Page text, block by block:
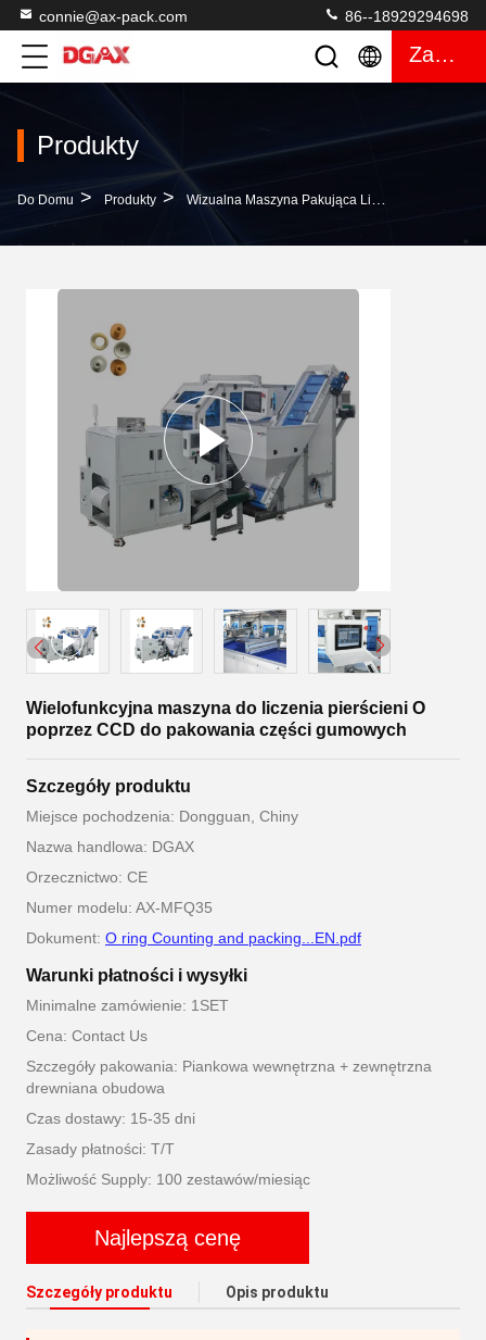
connie@ax-pack.com 86--18929294698
Zacytować
Produkty
Do Domu > Produkty > Wizualna Maszyna Pakująca Licząca
Wielofunkcyjna maszyna do liczenia pierścieni O
poprzez CCD do pakowania części gumowych
Szczegóły produktu
Miejsce pochodzenia: Dongguan, Chiny
Nazwa handlowa: DGAX
Orzecznictwo: CE
Numer modelu: AX-MFQ35
Dokument: O ring Counting and packing...EN.pdf
Warunki płatności i wysyłki
Minimalne zamówienie: 1SET
Cena: Contact Us
Szczegóły pakowania: Piankowa wewnętrzna + zewnętrzna
drewniana obudowa
Czas dostawy: 15-35 dni
Zasady płatności: T/T
Możliwość Supply: 100 zestawów/miesiąc
Najlepszą cenę
Szczegóły produktu Opis produktu